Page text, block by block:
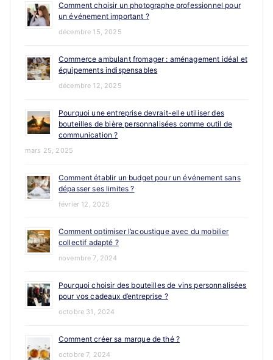
Comment choisir un photographe professionnel pour
un événement important ?
décembre 15, 2025
Commerce ambulant fromager : aménagement idéal et
équipements indispensables
décembre 12, 2025
Pourquoi une entreprise devrait-elle utiliser des
bouteilles de bière personnalisées comme outil de
communication ?
mars 25, 2025
Comment établir un budget pour un événement sans
dépasser ses limites ?
février 12, 2025
Comment optimiser l’acoustique avec du mobilier
collectif adapté ?
novembre 7, 2024
Pourquoi choisir des bouteilles de vins personnalisées
pour vos cadeaux d’entreprise ?
octobre 31, 2024
Comment créer sa marque de thé ?
octobre 7, 2024